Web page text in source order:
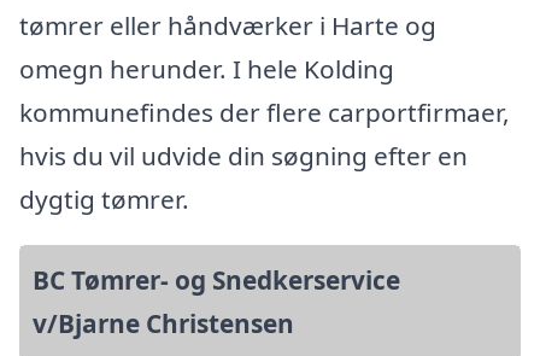
tømrer eller håndværker i Harte og
omegn herunder. I hele Kolding
kommunefindes der flere carportfirmaer,
hvis du vil udvide din søgning efter en
dygtig tømrer.
BC Tømrer- og Snedkerservice
v/Bjarne Christensen